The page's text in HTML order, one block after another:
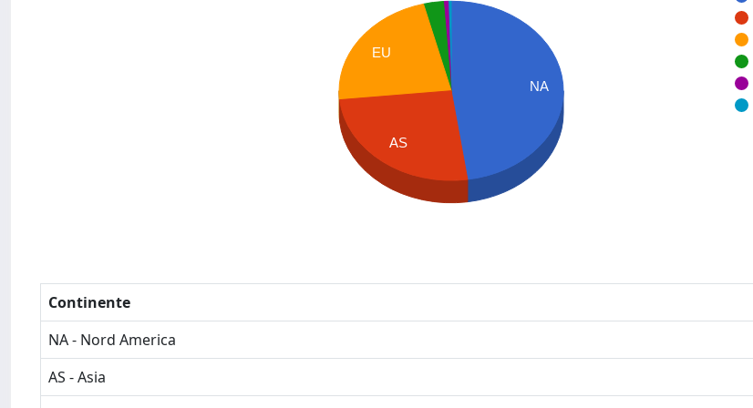
NA
EU
AS
Continente
NA - Nord America
AS - Asia